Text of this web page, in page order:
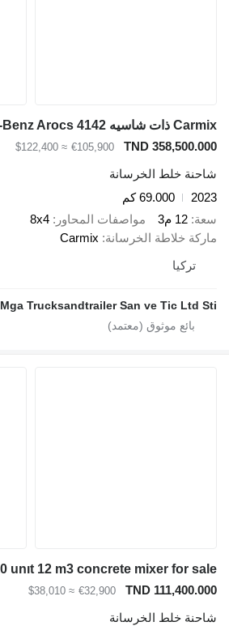
Carmix ذات شاسيه Mercedes-Benz Arocs 4142
TND 358,500.000
€105,900
≈ $122,400
شاحنة خلط الخرسانة
2023
69.000 كم
سعة 12 م3 مواصفات المحاور
8x4
ماركة خلاطة الخرسانة Carmix
تركيا
Mga Trucksandtrailer San ve Tic Ltd Sti
TND 111,400.000
€32,900
≈ $38,010
شاحنة خلط الخرسانة